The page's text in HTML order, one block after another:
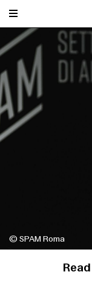
© SPAM Roma
Read